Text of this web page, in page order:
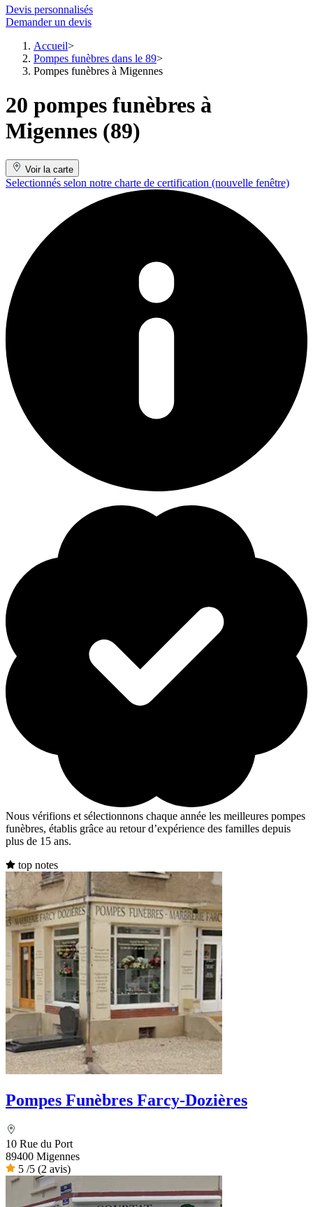
Devis personnalisés
Demander un devis
Accueil
Pompes funèbres dans le 89
Pompes funèbres à Migennes
20 pompes funèbres à
Migennes (89)
Voir la carte
Selectionnés selon notre charte de certification (nouvelle fenêtre)
Nous vérifions et sélectionnons chaque année les meilleures pompes
funèbres, établis grâce au retour d’expérience des familles depuis
plus de 15 ans.
top notes
Pompes Funèbres Farcy-Dozières
10 Rue du Port
89400 Migennes
5 /5 (2 avis)